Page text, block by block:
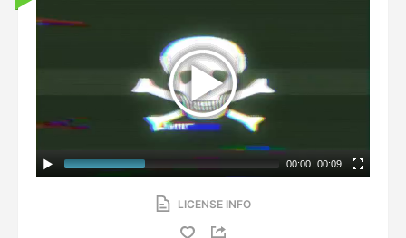
00:00 | 00:09
LICENSE INFO